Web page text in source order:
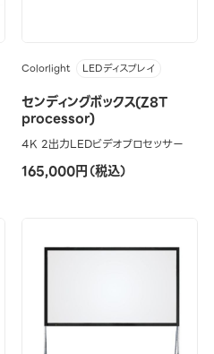
Colorlight LEDディスプレイ
センディングボックス(Z8T
processor)
4K 2出力LEDビデオプロセッサー
165,000円（税込）